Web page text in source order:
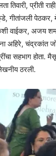
प्रीती
गीतांजली
वाईकर, अजय
अहिरे, चंद्रकांत
सहभाग होता.
ठरली.